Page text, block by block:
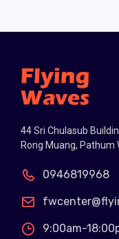
44 Sri Chulasub
Rong Muang, Pathum
0946819968
9:00am-